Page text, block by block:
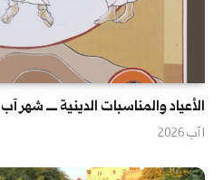
الأعياد والمناسبات الدينية ــــ شهر آب 2026
1 آب 2026